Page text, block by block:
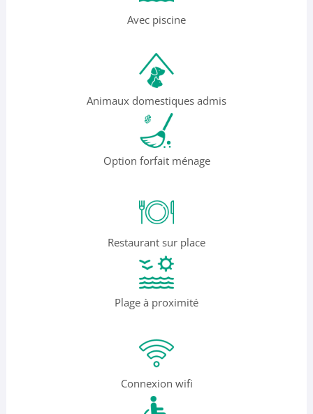
Avec piscine
Animaux domestiques admis
Option forfait ménage
Restaurant sur place
Plage à proximité
Connexion wifi